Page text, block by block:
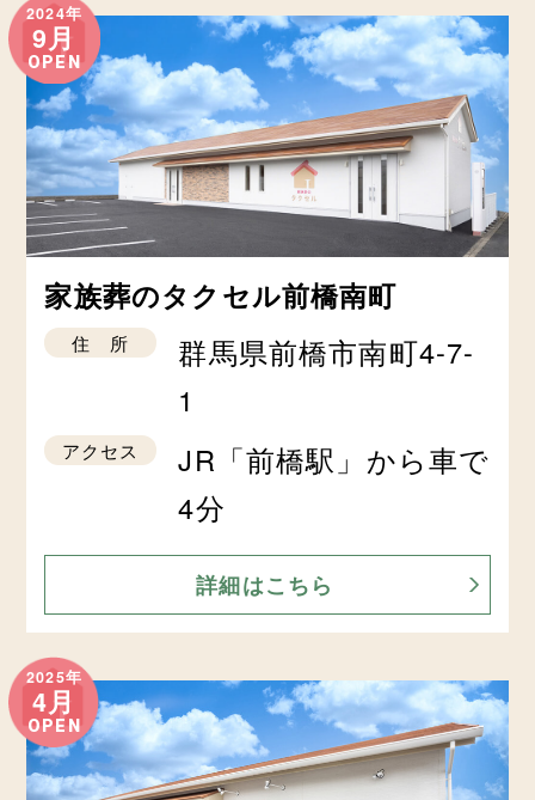
2024年
9月
OPEN
家族葬のタクセル前橋南町
住 所
群馬県前橋市南町4-7-
1
アクセス
JR「前橋駅」から車で
4分
詳細はこちら
2025年
4月
OPEN